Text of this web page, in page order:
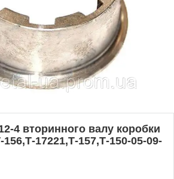
4 вторинного валу коробки
17221,Т-157,Т-150-05-09-